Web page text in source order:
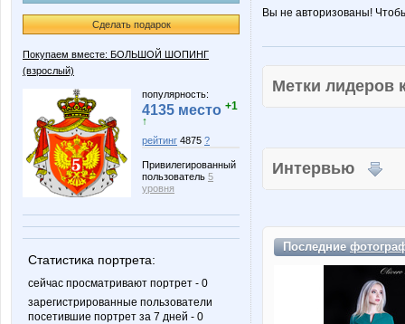
Сделать подарок
Покупаем вместе: БОЛЬШОЙ ШОПИНГ
(взрослый)
популярность:
4135 место +1
↑
рейтинг 4875 ?
Привилегированный
пользователь 5
уровня
Статистика портрета:
сейчас просматривают портрет - 0
зарегистрированные пользователи
посетившие портрет за 7 дней - 0
Вы не авторизованы!
Метки
Интервью
Последние